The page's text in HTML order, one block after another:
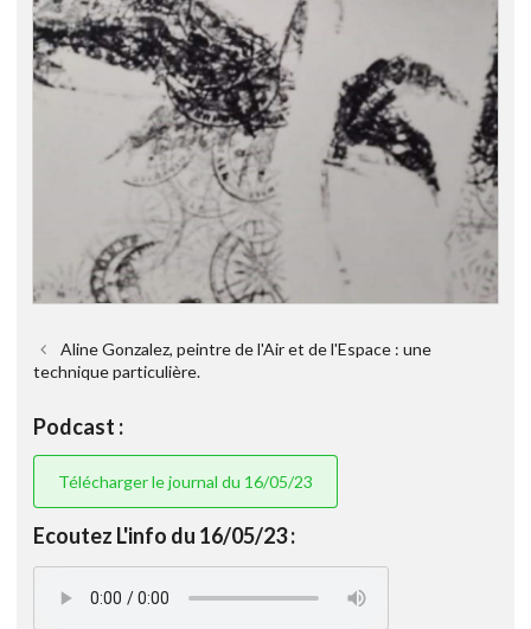
Aline Gonzalez, peintre de l'Air et de l'Espace : une
technique particulière.
Podcast :
Télécharger le journal du 16/05/23
Ecoutez L'info du 16/05/23 :